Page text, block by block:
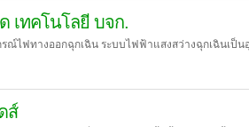
เทคโนโลยี บจก.
ณ์ไฟทางออกฉุกเฉิน ระบบไฟฟ้าแสงสว่างฉุกเฉินเ
ส์